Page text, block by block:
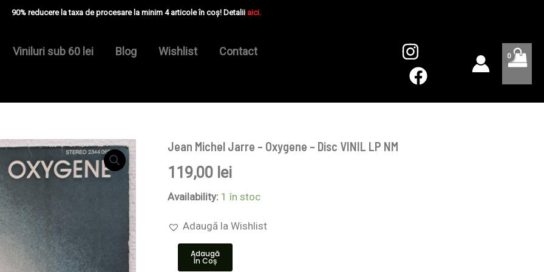
90% reducere la taxa de procesare la minim 4 articole în coș! Detalii aici.
Viniluri sub 60 lei Blog Wishlist Contact
Jean Michel Jarre – Oxygene – Disc VINIL LP NM
119,00 lei
Availability: 1 în stoc
Adaugă la Wishlist
Cantitate
Michel
Jarre
–
Disc
VINIL
Adaugă
În Coș
VINIL
LP